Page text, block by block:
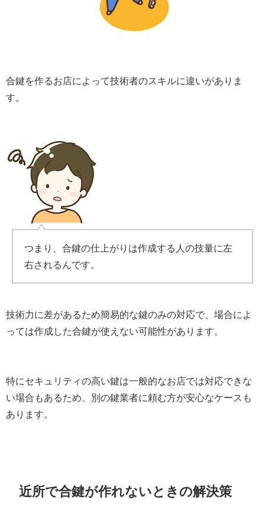
合鍵を作るお店によって技術者のスキルに違いがありま
す。
つまり、合鍵の仕上がりは作成する人の技量に左
右されるんです。
技術力に差があるため簡易的な鍵のみの対応で、場合によ
っては作成した合鍵が使えない可能性があります。
特にセキュリティの高い鍵は一般的なお店では対応できな
い場合もあるため、別の鍵業者に頼む方が安心なケースも
あります。
近所で合鍵が作れないときの解決策